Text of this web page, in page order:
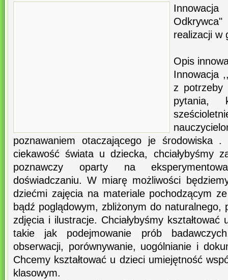
realizacji w
Opis
Innowacja
z potrzeby
pytania,
poznawaniem otaczającego je środowiska .
ciekawość świata u dziecka, chciałybyśmy
poznawczy oparty na
doświadczaniu. W miarę możliwości
dziećmi zajęcia na materiale pochodzącym
bądź poglądowym, zbliżonym do naturalnego,
zdjęcia i ilustracje. Chciałybyśmy
takie jak podejmowanie prób
obserwacji, porównywanie, uogólnianie i
Chcemy kształtować u dzieci umiejętność
klasowym.